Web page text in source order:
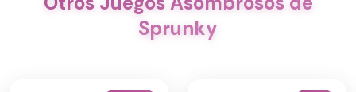
Sprunky